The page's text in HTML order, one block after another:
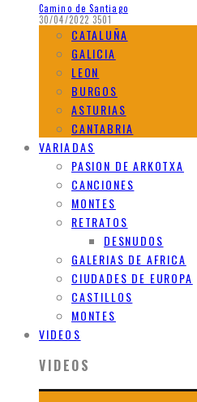
Camino de Santiago
30/04/2022 3501
CATALUÑA
GALICIA
LEON
BURGOS
ASTURIAS
CANTABRIA
VARIADAS
PASION DE ARKOTXA
CANCIONES
MONTES
RETRATOS
DESNUDOS
GALERIAS DE AFRICA
CIUDADES DE EUROPA
CASTILLOS
MONTES
VIDEOS
VIDEOS